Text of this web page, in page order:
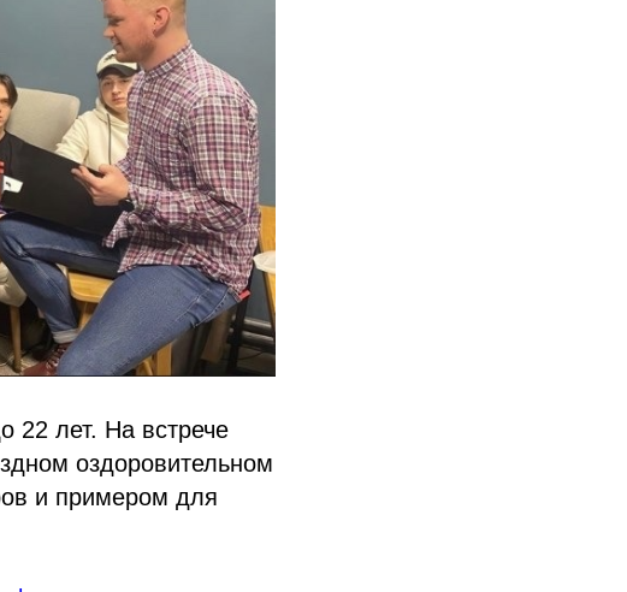
22 лет. На встрече
оздоровительном
и примером для